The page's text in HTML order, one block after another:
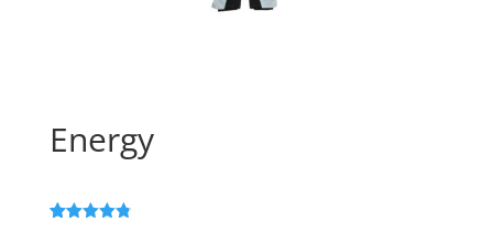
Energy